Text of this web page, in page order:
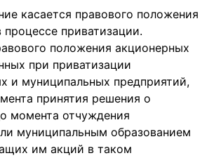
касается правового положения
приватизации.
положения акционерных
при приватизации
и муниципальных предприятий,
принятия решения о
момента отчуждения
муниципальным образованием
им акций в таком